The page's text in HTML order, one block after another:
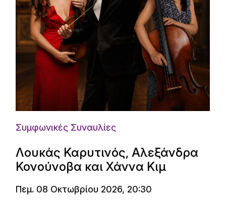
Συμφωνικές Συναυλίες
Λουκάς Καρυτινός, Αλεξάνδρα
Κονούνοβα και Χάννα Κιμ
Πεμ. 08 Οκτωβρίου 2026, 20:30